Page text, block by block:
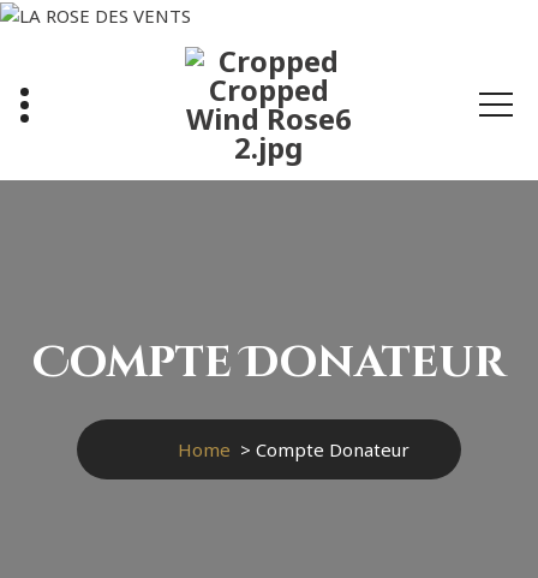
Skip
Compte Donateur
Home > Compte Donateur